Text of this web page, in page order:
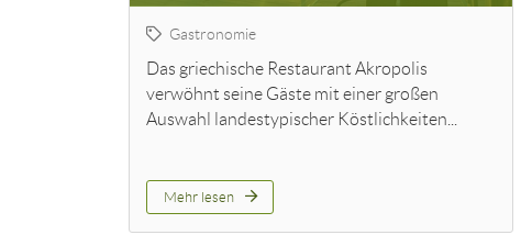
Gastronomie
Das griechische Restaurant Akropolis
verwöhnt seine Gäste mit einer großen
Auswahl landestypischer Köstlichkeiten...
Mehr lesen